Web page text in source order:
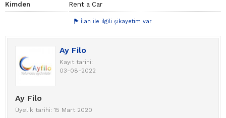
Kimden
Rent a Car
İlan ile ilgili şikayetim var
Ay Filo
Kayıt tarihi:
03-08-2022
Ay Filo
Üyelik tarihi: 15 Mart 2020